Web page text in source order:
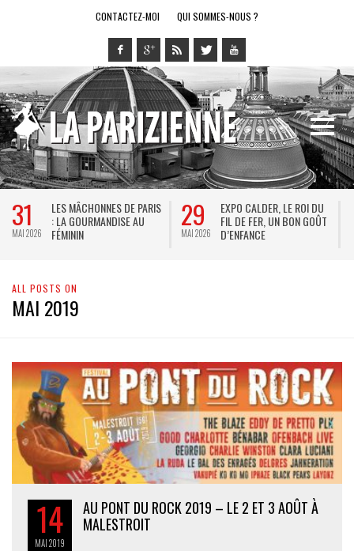
CONTACTEZ-MOI QUI SOMMES-NOUS ?
31
MAI 2026
LES MÂCHONNES DE PARIS
: LA GOURMANDISE AU
FÉMININ
29
MAI 2026
EXPO CALDER, LE ROI DU
FIL DE FER, UN BON GOÛT
D’ENFANCE
ALL POSTS ON
MAI 2019
14
MAI2019
AU PONT DU ROCK 2019 – LE 2 ET 3 AOÛT À
MALESTROIT